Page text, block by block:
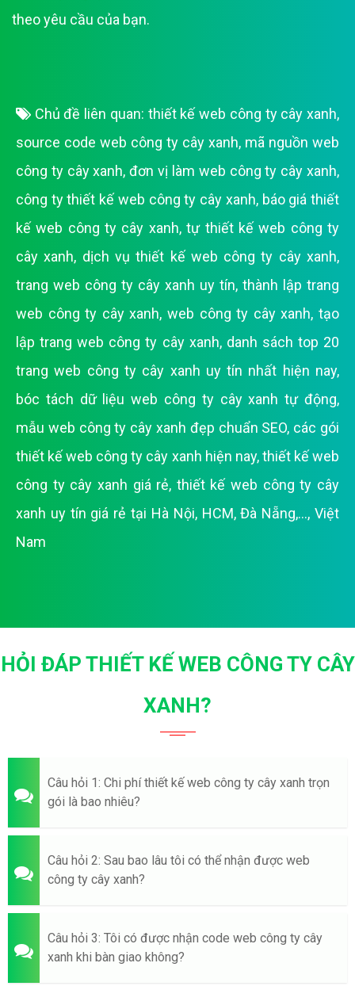
theo yêu cầu của bạn.
Chủ đề liên quan: thiết kế web công ty cây xanh,
source code web công ty cây xanh, mã nguồn web
công ty cây xanh,đơn vị làm web công ty cây xanh,
công ty thiết kế web công ty cây xanh, báo giá thiết
kế web công ty cây xanh,tự thiết kế web công ty
cây xanh, dịch vụ thiết kế web công ty cây xanh,
trang web công ty cây xanh uy tín, thành lập trang
web công ty cây xanh,web công ty cây xanh,tạo
lập trang web công ty cây xanh, danh sách top 20
trang web công ty cây xanh uy tín nhất hiện nay,
bóc tách dữ liệu web công ty cây xanh tự động,
mẫu web công ty cây xanh đẹp chuẩn SEO, các gói
thiết kế web công ty cây xanh hiện nay,thiết kế web
công ty cây xanh giá rẻ, thiết kế web công ty cây
xanh uy tín giá rẻ tại Hà Nội, HCM, Đà Nẵng,..., Việt
Nam
HỎI ĐÁP THIẾT KẾ WEB CÔNG TY CÂY
XANH?
Câu hỏi 1: Chi phí thiết kế web công ty cây xanh trọn
gói là bao nhiêu?
Câu hỏi 2: Sau bao lâu tôi có thể nhận được web
công ty cây xanh?
Câu hỏi 3: Tôi có được nhận code web công ty cây
xanh khi bàn giao không?